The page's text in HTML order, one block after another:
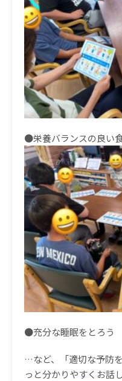
●栄養バランスの良い
●充分な睡眠をとろう
…など、「適切な予防
っと分かりやすくお話